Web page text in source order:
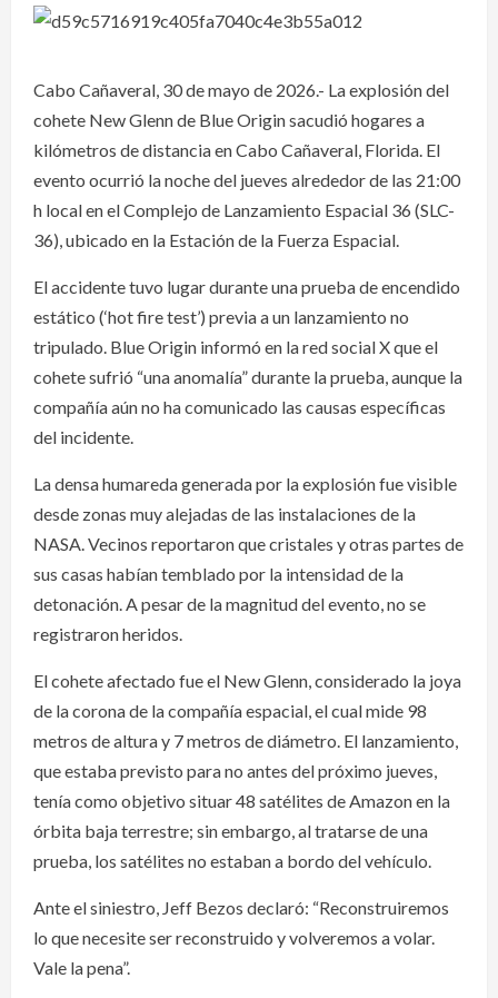
Cabo Cañaveral, 30 de mayo de 2026.- La explosión del
cohete New Glenn de Blue Origin sacudió hogares a
kilómetros de distancia en Cabo Cañaveral, Florida. El
evento ocurrió la noche del jueves alrededor de las 21:00
h local en el Complejo de Lanzamiento Espacial 36 (SLC-
36), ubicado en la Estación de la Fuerza Espacial.
El accidente tuvo lugar durante una prueba de encendido
estático (‘hot fire test’) previa a un lanzamiento no
tripulado. Blue Origin informó en la red social X que el
cohete sufrió “una anomalía” durante la prueba, aunque la
compañía aún no ha comunicado las causas específicas
del incidente.
La densa humareda generada por la explosión fue visible
desde zonas muy alejadas de las instalaciones de la
NASA. Vecinos reportaron que cristales y otras partes de
sus casas habían temblado por la intensidad de la
detonación. A pesar de la magnitud del evento, no se
registraron heridos.
El cohete afectado fue el New Glenn, considerado la joya
de la corona de la compañía espacial, el cual mide 98
metros de altura y 7 metros de diámetro. El lanzamiento,
que estaba previsto para no antes del próximo jueves,
tenía como objetivo situar 48 satélites de Amazon en la
órbita baja terrestre; sin embargo, al tratarse de una
prueba, los satélites no estaban a bordo del vehículo.
Ante el siniestro, Jeff Bezos declaró: “Reconstruiremos
lo que necesite ser reconstruido y volveremos a volar.
Vale la pena”.